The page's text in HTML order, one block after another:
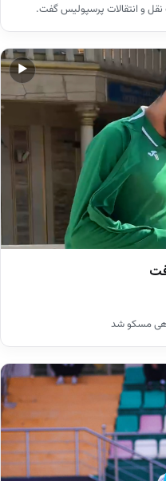
و انتقالات پرسپولیس گفت.
▶
مسکو شد